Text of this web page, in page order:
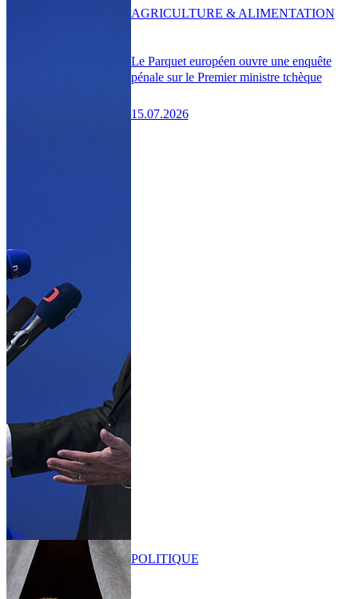
Le Parquet européen ouvre une enquête
pénale sur le Premier ministre tchèque
15.07.2026
AGRICULTURE & ALIMENTATION
POLITIQUE